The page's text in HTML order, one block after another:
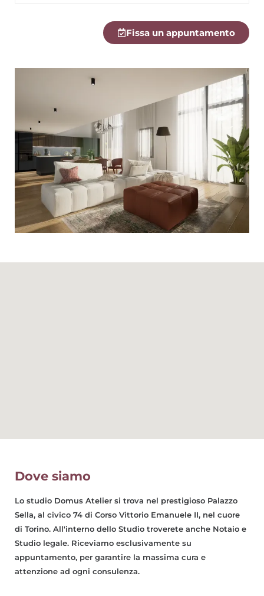
Fissa un appuntamento
Dove siamo
Lo studio Domus Atelier si trova nel prestigioso Palazzo
Sella, al civico 74 di Corso Vittorio Emanuele II, nel cuore
di Torino. All'interno dello Studio troverete anche Notaio e
Studio legale. Riceviamo esclusivamente su
appuntamento, per garantire la massima cura e
attenzione ad ogni consulenza.